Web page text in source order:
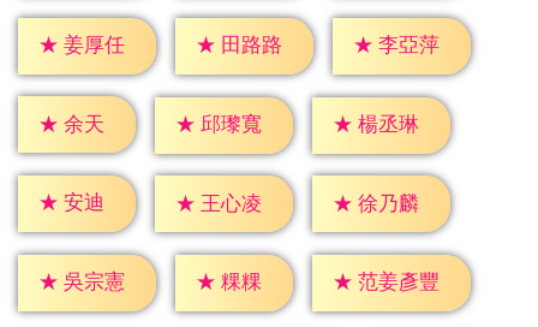
★ 姜厚任 ★ 田路路 ★ 李亞萍
★ 余天 ★ 邱瓈寬 ★ 楊丞琳
★ 安迪 ★ 王心凌 ★ 徐乃麟
★ 吳宗憲 ★ 粿粿 ★ 范姜彥豐